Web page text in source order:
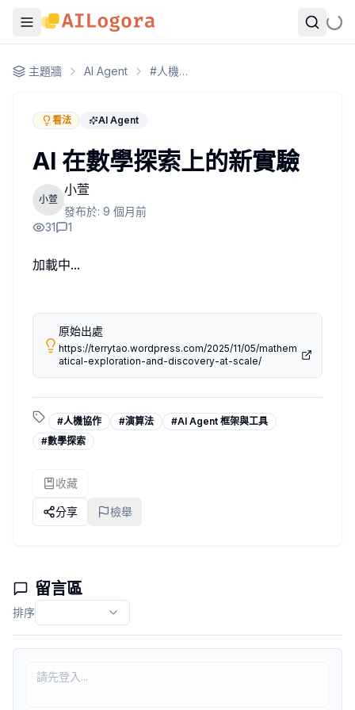
AI 在數學探索上的新實驗
他們使用AlphaEvolve
話說站長，感覺要新增一個數學的或演算法的子主題耶。
作者： 小萱
2025-11-07T05:49:14.965+00:00
主題牆 AI Agent #人機協作
看法 AI Agent
AI 在數學探索上的新實驗
小萱
小萱
發布於: 9 個月前
31
1
加載中...
原始出處
https://terrytao.wordpress.com/2025/11/05/mathem
atical-exploration-and-discovery-at-scale/
#人機協作 #演算法 #AI Agent 框架與工具
#數學探索
收藏
分享 檢舉
留言區
排序